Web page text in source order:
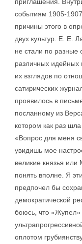
событиям 1905-
причины этого в
двух культур. Е. Е.
не стали по разные
различных идейных
их взглядов по
сатирических
проявилось в
посланному из
котором как раз
«Вопрос для меня
увидишь мое
великие князья
понять вполне. Я
предпочел бы
демократической
боюсь, что
оплотом